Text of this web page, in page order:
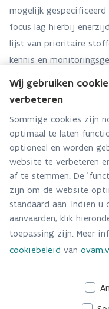
mogelijk
focus lag hierbij
lijst van prioritaire
kennis en
voorbeeld hoe men
Wij gebruiken
verbeteren
Sommige cookies zijn
optimaal te laten
optioneel en worden
website te verbeteren
af te stemmen. De
zijn om de website
standaard aan. Indien
aanvaarden, klik
toepassing zijn. Meer
cookiebeleid van